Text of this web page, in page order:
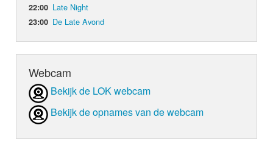
22:00 Late Night
23:00 De Late Avond
Webcam
Bekijk de LOK webcam
Bekijk de opnames van de webcam